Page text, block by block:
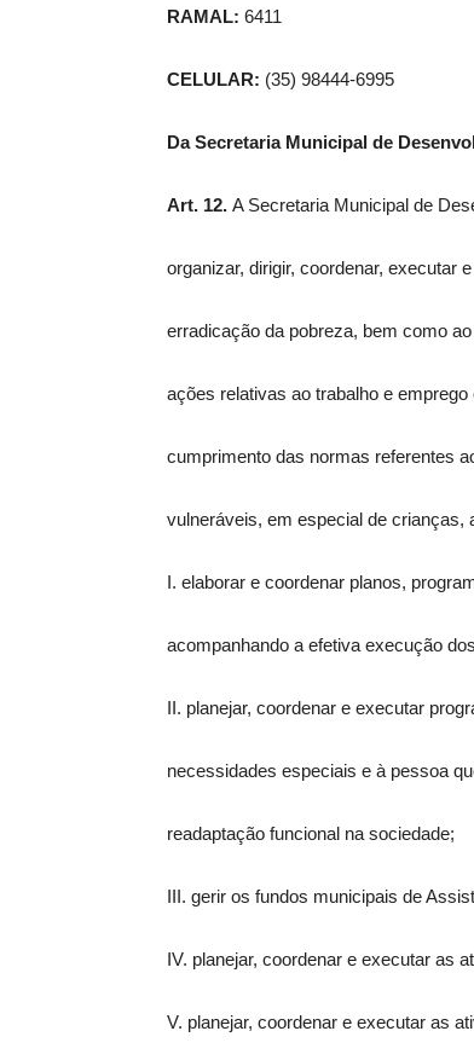
RAMAL: 6411
CELULAR: (35) 98444-6995
Da Secretaria Municipal de
Art. 12. A Secretaria Municipal de
organizar, dirigir, coordenar, executar
erradicação da pobreza, bem como
ações relativas ao trabalho e
cumprimento das normas referentes
vulneráveis, em especial de crianças,
I. elaborar e coordenar planos,
acompanhando a efetiva execução
II. planejar, coordenar e executar
necessidades especiais e à pessoa
readaptação funcional na sociedade;
III. gerir os fundos municipais de
IV. planejar, coordenar e executar as
V. planejar, coordenar e executar as